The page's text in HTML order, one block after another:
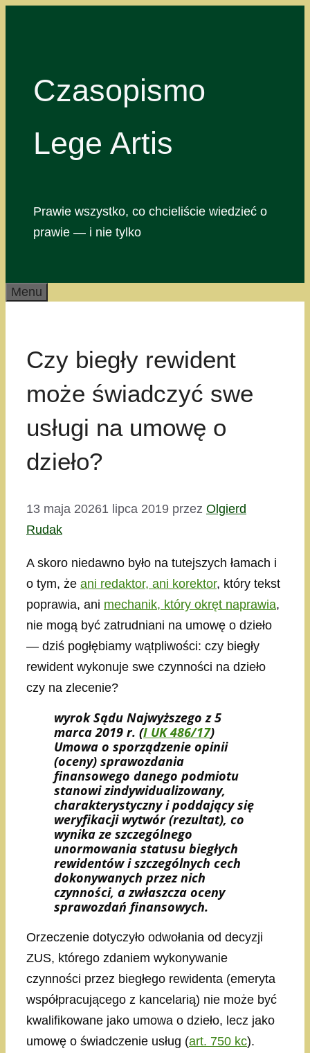
Czasopismo
Lege Artis
Prawie wszystko, co chcieliście wiedzieć o
prawie — i nie tylko
Menu
Czy biegły rewident
może świadczyć swe
usługi na umowę o
dzieło?
13 maja 20261 lipca 2019 przez Olgierd
Rudak
A skoro niedawno było na tutejszych łamach i
o tym, że ani redaktor, ani korektor, który tekst
poprawia, ani mechanik, który okręt naprawia,
nie mogą być zatrudniani na umowę o dzieło
— dziś pogłębiamy wątpliwości: czy biegły
rewident wykonuje swe czynności na dzieło
czy na zlecenie?
wyrok Sądu Najwyższego z 5
marca 2019 r. (I UK 486/17)
Umowa o sporządzenie opinii
(oceny) sprawozdania
finansowego danego podmiotu
stanowi zindywidualizowany,
charakterystyczny i poddający się
weryfikacji wytwór (rezultat), co
wynika ze szczególnego
unormowania statusu biegłych
rewidentów i szczególnych cech
dokonywanych przez nich
czynności, a zwłaszcza oceny
sprawozdań finansowych.
Orzeczenie dotyczyło odwołania od decyzji
ZUS, którego zdaniem wykonywanie
czynności przez biegłego rewidenta (emeryta
współpracującego z kancelarią) nie może być
kwalifikowane jako umowa o dzieło, lecz jako
umowę o świadczenie usług (art. 750 kc).